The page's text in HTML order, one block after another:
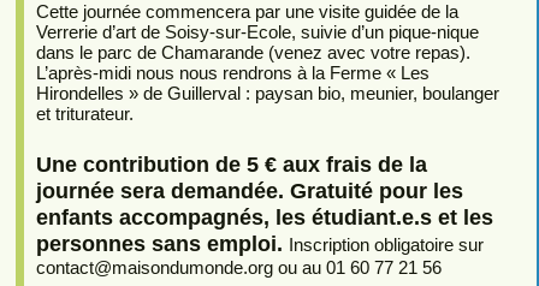
Cette journée commencera par une visite guidée de la
Verrerie d’art de Soisy-sur-Ecole, suivie d’un pique-nique
dans le parc de Chamarande (venez avec votre repas).
L’après-midi nous nous rendrons à la Ferme « Les
Hirondelles » de Guillerval : paysan bio, meunier, boulanger
et triturateur.
Une contribution de 5 € aux frais de la
journée sera demandée. Gratuité pour les
enfants accompagnés, les étudiant.e.s et les
personnes sans emploi. Inscription obligatoire sur
contact@maisondumonde.org ou au 01 60 77 21 56